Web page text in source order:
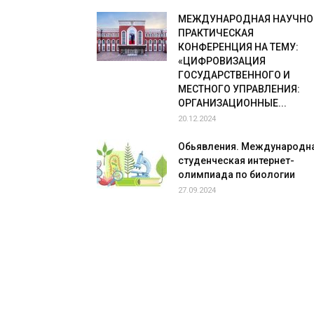
МЕЖДУНАРОДНАЯ
ПРАКТИЧЕСКАЯ
КОНФЕРЕНЦИЯ НА ТЕМУ:
«ЦИФРОВИЗАЦИЯ
ГОСУДАРСТВЕННОГО И
МЕСТНОГО УПРАВЛЕНИЯ:
ОРГАНИЗАЦИОННЫЕ...
20.12.2024
Обьявления.
студенческая интернет-
олимпиада по биологии
27.09.2024